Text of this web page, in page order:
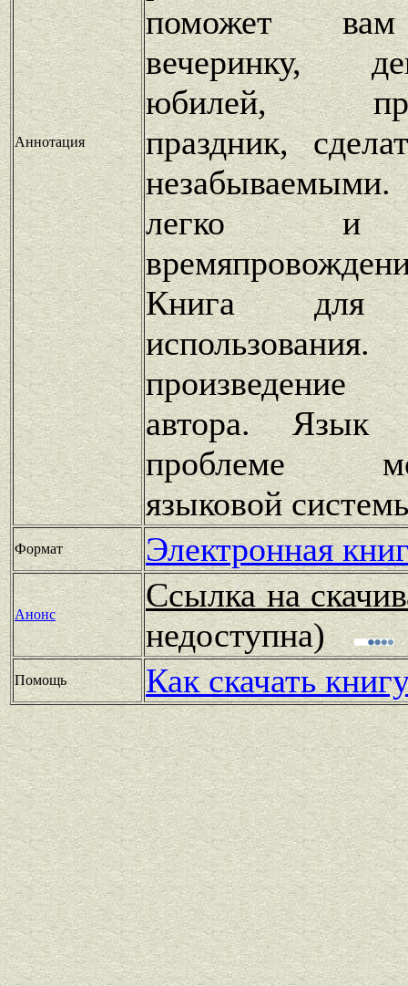
Аннотация
поможет вам
вечеринку,
юбилей,
праздник,
легко и
Книга для
автора.
проблеме
языковой
Формат Электронная
Анонс
Ссылка на
недоступна)
Помощь Как скачать